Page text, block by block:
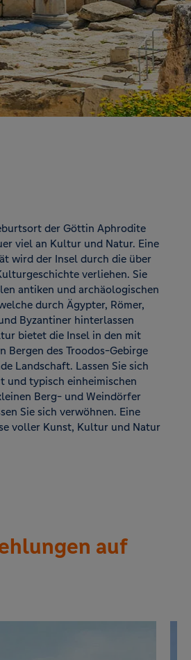
der Göttin Aphrodite
viel an Kultur und Natur. Eine
wird der Insel durch die über
verliehen. Sie
antiken und archäologischen
durch Ägypter, Römer,
Byzantiner hinterlassen
bietet die Insel in den mit
Bergen des Troodos-Gebirge
Landschaft. Lassen Sie sich
und typisch einheimischen
Berg- und Weindörfer
Sie sich verwöhnen. Eine
voller Kunst, Kultur und Natur
auf